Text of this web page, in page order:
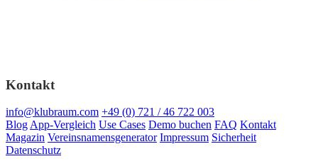
Kontakt
info@klubraum.com +49 (0) 721 / 46 722 003
Blog App-Vergleich Use Cases Demo buchen FAQ Kontakt
Magazin Vereinsnamensgenerator Impressum Sicherheit
Datenschutz